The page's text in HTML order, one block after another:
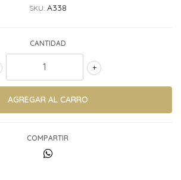
SKU: A338
CANTIDAD
+
COMPARTIR